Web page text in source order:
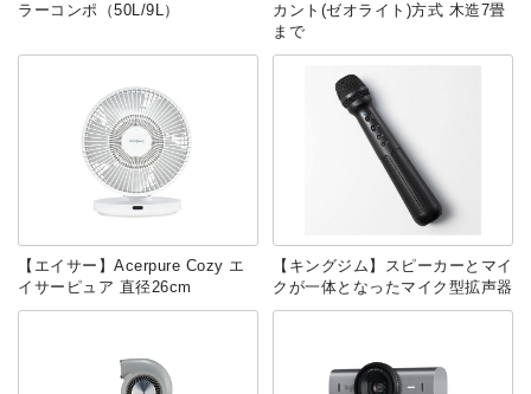
ラーコンポ（50L/9L）
カント(ゼオライト)方式 木造7畳
まで
【エイサー】Acerpure Cozy エ
イサーピュア 直径26cm
【キングジム】スピーカーとマイ
クが一体となったマイク型拡声器